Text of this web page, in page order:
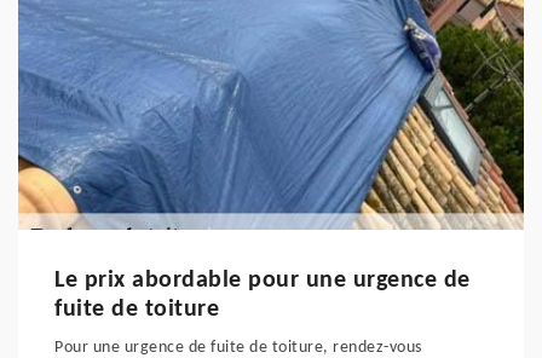
Le prix abordable pour une urgence de
fuite de toiture
Pour une urgence de fuite de toiture, rendez-vous